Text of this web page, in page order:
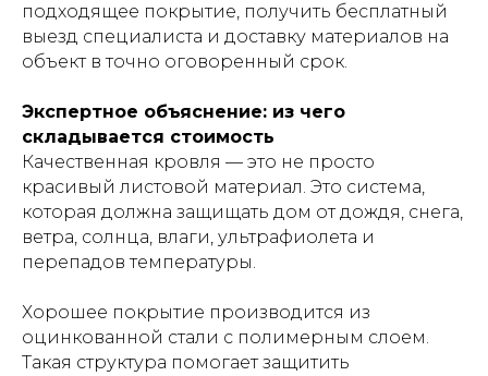
подходящее покрытие, получить бесплатный
выезд специалиста и доставку материалов на
объект в точно оговоренный срок.
Экспертное объяснение: из чего
складывается стоимость
Качественная кровля — это не просто
красивый листовой материал. Это система,
которая должна защищать дом от дождя, снега,
ветра, солнца, влаги, ультрафиолета и
перепадов температуры.
Хорошее покрытие производится из
оцинкованной стали с полимерным слоем.
Такая структура помогает защитить